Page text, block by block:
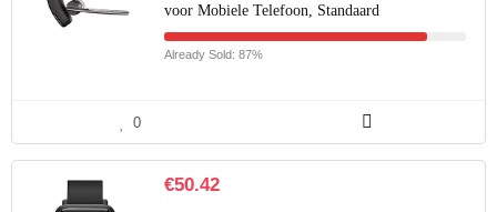
voor Mobiele Telefoon, Standaard
Already Sold: 87%
0
€50.42